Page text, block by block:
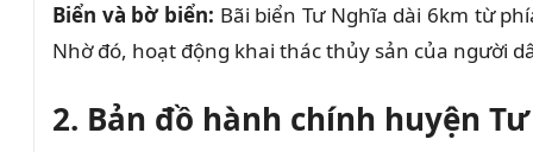
Biển và bờ biển: Bãi biển Tư Nghĩa dài 6km từ
Nhờ đó, hoạt động khai thác thủy sản của người
2. Bản đồ hành chính huyện